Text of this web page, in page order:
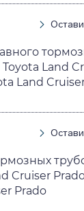
Land
Land
Cruiser
Prado